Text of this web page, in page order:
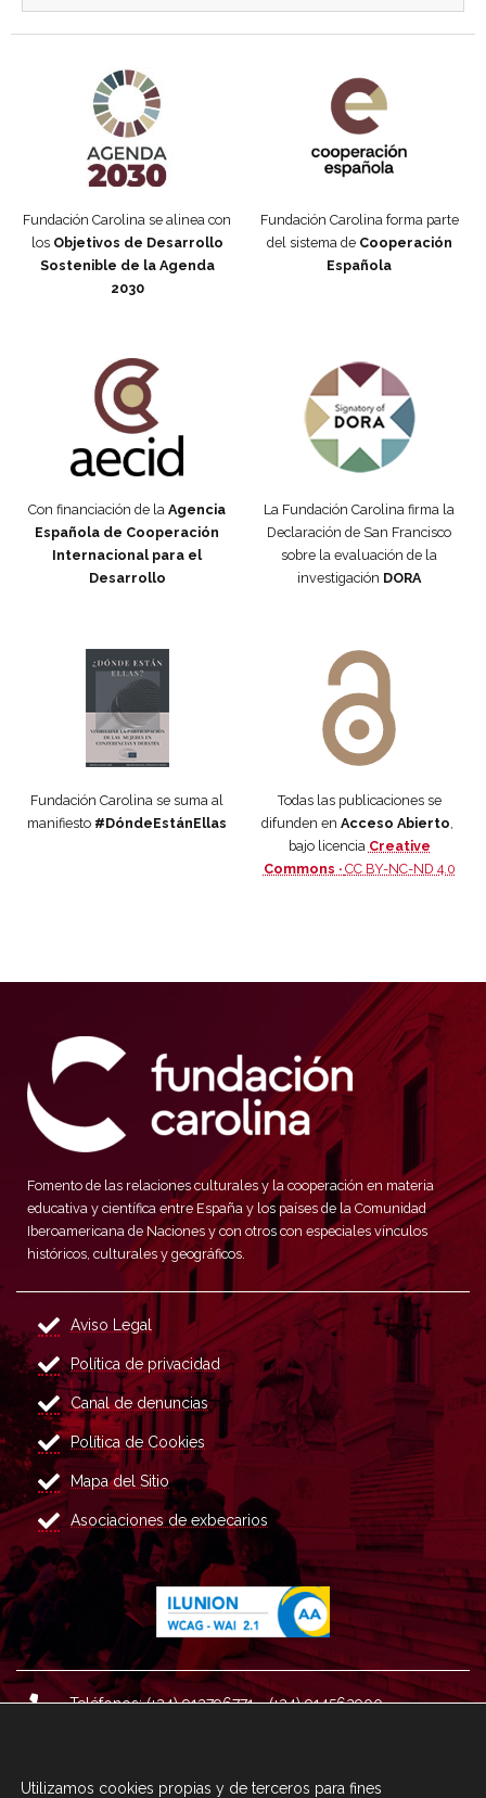
Fundación Carolina se alinea con
los Objetivos de Desarrollo
Sostenible de la Agenda
2030
Fundación Carolina forma parte
del sistema de Cooperación
Española
Con financiación de la Agencia
Española de Cooperación
Internacional para el
Desarrollo
La Fundación Carolina firma la
Declaración de San Francisco
sobre la evaluación de la
investigación DORA
Fundación Carolina se suma al
manifiesto #DóndeEstánEllas
Todas las publicaciones se
difunden en Acceso Abierto
bajo licencia Creative
Commons · CC BY-NC-ND 4.0
Fomento de las relaciones culturales y la cooperación en materia
educativa y científica entre España y los países de la Comunidad
Iberoamericana de Naciones y con otros con especiales vínculos
históricos, culturales y geográficos.
Aviso Legal
Política de privacidad
Canal de denuncias
Política de Cookies
Mapa del Sitio
Asociaciones de exbecarios
Teléfonos: (+34) 913796771 - (+34) 914562900
Utilizamos cookies propias y de terceros para fines